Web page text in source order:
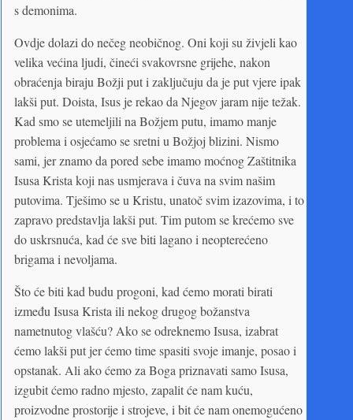
s demonima.
Ovdje dolazi do nečeg neobičnog. Oni koji su živjeli kao
velika većina ljudi, čineći svakovrsne grijehe, nakon
obraćenja biraju Božji put i zaključuju da je put vjere ipak
lakši put. Doista, Isus je rekao da Njegov jaram nije težak.
Kad smo se utemeljili na Božjem putu, imamo manje
problema i osjećamo se sretni u Božjoj blizini. Nismo
sami, jer znamo da pored sebe imamo moćnog Zaštitnika
Isusa Krista koji nas usmjerava i čuva na svim našim
putovima. Tješimo se u Kristu, unatoč svim izazovima, i to
zapravo predstavlja lakši put. Tim putom se krećemo sve
do uskrsnuća, kad će sve biti lagano i neopterećeno
brigama i nevoljama.
Što će biti kad budu progoni, kad ćemo morati birati
između Isusa Krista ili nekog drugog božanstva
nametnutog vlašću? Ako se odreknemo Isusa, izabrat
ćemo lakši put jer ćemo time spasiti svoje imanje, posao i
opstanak. Ali ako ćemo za Boga priznavati samo Isusa,
izgubit ćemo radno mjesto, zapalit će nam kuću,
proizvodne prostorije i strojeve, i bit će nam onemogućeno